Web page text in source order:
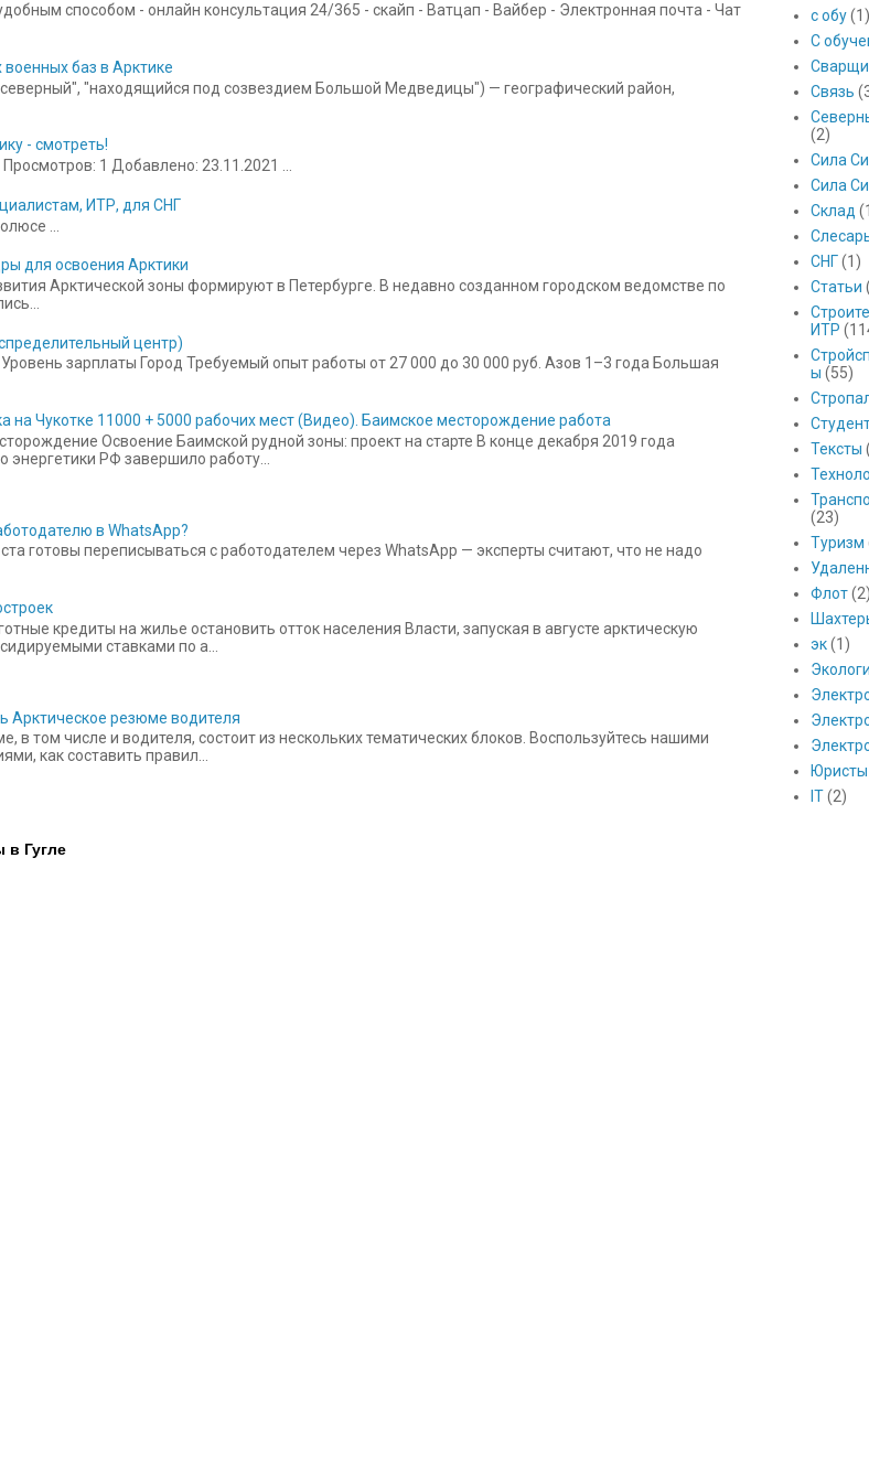
способом - онлайн консультация 24/365 - скайп - Ватцап - Вайбер - Электронная почта - Чат
военных баз в Арктике
"находящийся под созвездием Большой Медведицы") — географический район,
- смотреть!
1 Добавлено: 23.11.2021 ...
ИТР, для СНГ
...
для освоения Арктики
Арктической зоны формируют в Петербурге. В недавно созданном городском ведомстве по
центр)
зарплаты Город Требуемый опыт работы от 27 000 до 30 000 руб. Азов 1–3 года Большая
на Чукотке 11000 + 5000 рабочих мест (Видео). Баимское месторождение работа
Освоение Баимской рудной зоны: проект на старте В конце декабря 2019 года
энергетики РФ завершило работу...
в WhatsApp?
готовы переписываться с работодателем через WhatsApp — эксперты считают, что не надо
кредиты на жилье остановить отток населения Власти, запуская в августе арктическую
ставками по а...
Арктическое резюме водителя
в том числе и водителя, состоит из нескольких тематических блоков. Воспользуйтесь нашими
как составить правил...
в Гугле
с обу (1)
С
Связь
(2)
Сила
Сила
Склад
СНГ (1)
Статьи
ИТР
ы (55)
Тексты
(23)
Туризм
Флот
эк (1)
Юристы
IT (2)